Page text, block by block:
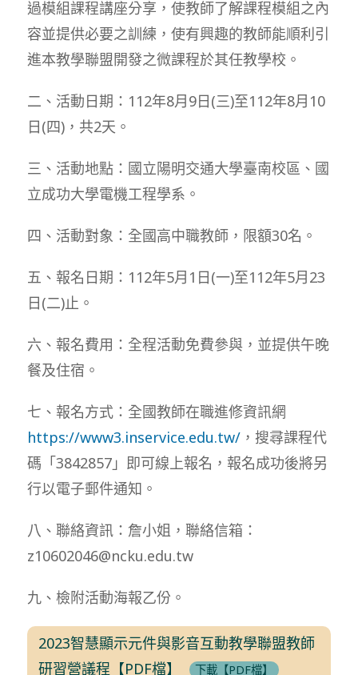
過模組課程講座分享，使教師了解課程模組之內
容並提供必要之訓練，使有興趣的教師能順利引
進本教學聯盟開發之微課程於其任教學校。
二、活動日期：112年8月9日(三)至112年8月10
日(四)，共2天。
三、活動地點：國立陽明交通大學臺南校區、國
立成功大學電機工程學系。
四、活動對象：全國高中職教師，限額30名。
五、報名日期：112年5月1日(一)至112年5月23
日(二)止。
六、報名費用：全程活動免費參與，並提供午晚
餐及住宿。
七、報名方式：全國教師在職進修資訊網
https://www3.inservice.edu.tw/，搜尋課程代
碼「3842857」即可線上報名，報名成功後將另
行以電子郵件通知。
八、聯絡資訊：詹小姐，聯絡信箱：
z10602046@ncku.edu.tw
九、檢附活動海報乙份。
2023智慧顯示元件與影音互動教學聯盟教師
研習營議程【PDF檔】
下載【PDF檔】